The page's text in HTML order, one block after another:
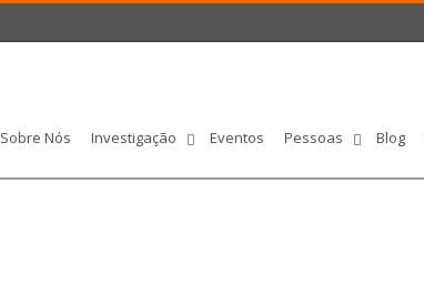
Sobre Nós Investigação Eventos Pessoas Blog